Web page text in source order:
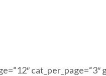
cat_per_page=“3″